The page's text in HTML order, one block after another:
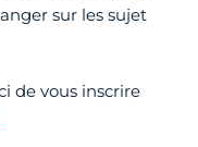
sur les sujet
de vous inscrire